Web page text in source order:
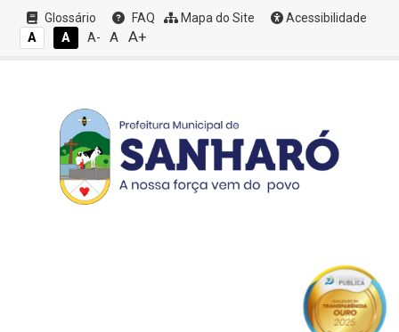
Glossário FAQ Mapa do Site
Acessibilidade
A
A A- A A+